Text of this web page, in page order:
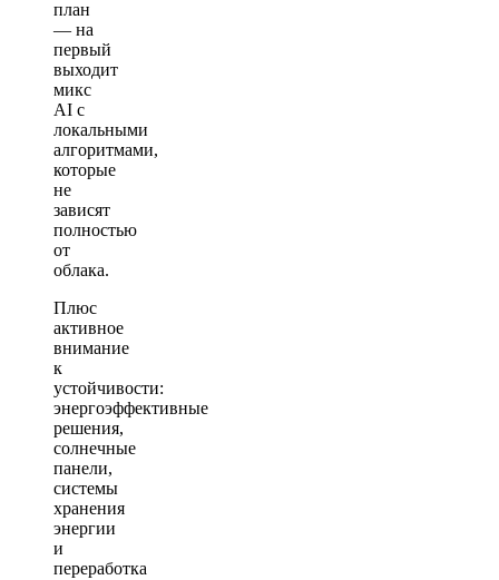
план
— на
первый
выходит
микс
AI с
локальными
алгоритмами,
которые
не
зависят
полностью
от
облака.
Плюс
активное
внимание
к
устойчивости:
энергоэффективные
решения,
солнечные
панели,
системы
хранения
энергии
и
переработка